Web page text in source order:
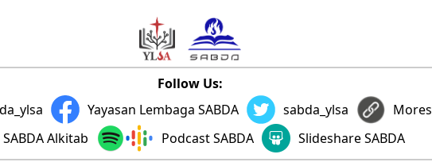
Follow Us:
Yayasan Lembaga SABDA sabda_ylsa
Mores
SABDA Alkitab
Podcast SABDA Slideshare SABDA